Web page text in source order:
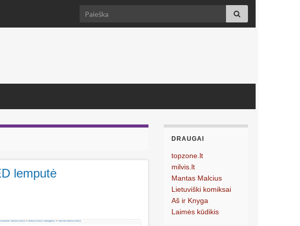
Search for:
lemputė
DRAUGAI
topzone.lt
milvis.lt
Mantas Malcius
Lietuviški komiksai
Aš ir Knyga
Laimės kūdikis